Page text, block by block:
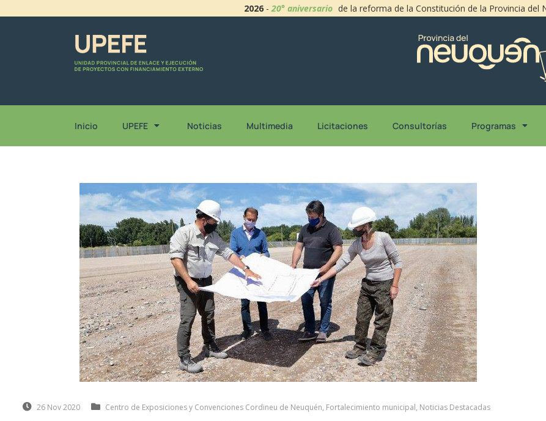
2026 -20° aniversario de la reforma de la Constitución de la Provincia del
Inicio UPEFE Noticias Multimedia Licitaciones Consultorías Programas
26 Nov 2020 Centro de Exposiciones y Convenciones Cordineu de Neuquén, Fortalecimiento municipal, Noticias Destacadas